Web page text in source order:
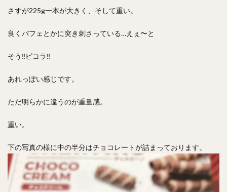
さすが225g一本が大きく、そして重い。
良くパフェとかに突き刺さっている…えぇ〜と
そう‼︎ピコラ‼︎
あれっぽい感じです。
ただ明らかに違うのが重量感。
重い。
下の写真の様に中の半分はチョコレートが詰まっております。